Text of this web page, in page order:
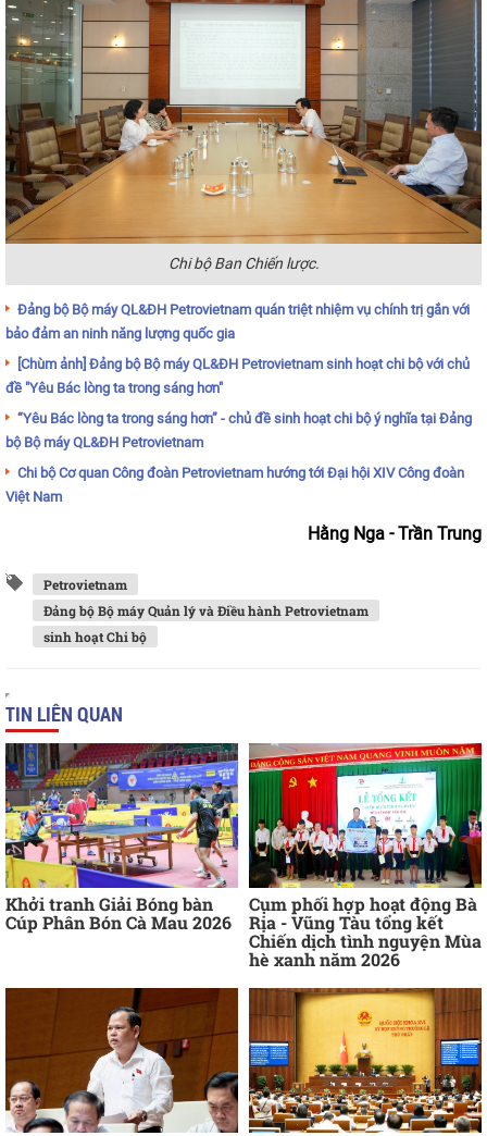
Chi bộ Ban Chiến lược.
Đảng bộ Bộ máy QL&ĐH Petrovietnam quán triệt nhiệm vụ chính trị gắn với
bảo đảm an ninh năng lượng quốc gia
[Chùm ảnh] Đảng bộ Bộ máy QL&ĐH Petrovietnam sinh hoạt chi bộ với chủ
đề "Yêu Bác lòng ta trong sáng hơn"
“Yêu Bác lòng ta trong sáng hơn” - chủ đề sinh hoạt chi bộ ý nghĩa tại Đảng
bộ Bộ máy QL&ĐH Petrovietnam
Chi bộ Cơ quan Công đoàn Petrovietnam hướng tới Đại hội XIV Công đoàn
Việt Nam
Hằng Nga - Trần Trung
Petrovietnam
Đảng bộ Bộ máy Quản lý và Điều hành Petrovietnam
sinh hoạt Chi bộ
TIN LIÊN QUAN
Khởi tranh Giải Bóng bàn
Cúp Phân Bón Cà Mau 2026
Cụm phối hợp hoạt động Bà
Rịa - Vũng Tàu tổng kết
Chiến dịch tình nguyện Mùa
hè xanh năm 2026